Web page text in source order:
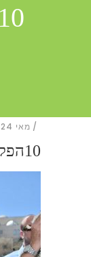
מאי 24, 2019
10הפקת בר מצווה בכותל | ועקנין